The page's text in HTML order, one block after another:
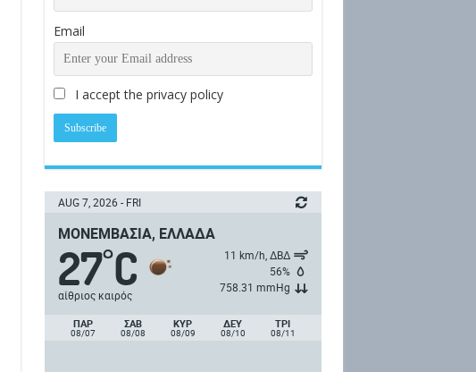
Email
I accept the privacy policy
AUG 7, 2026 - FRI
ΜΟΝΕΜΒΑΣΙΆ, ΕΛΛΆΔΑ
27°C
αίθριος καιρός
11 km/h, ΔΒΔ
56%
758.31 mmHg
ΠΑΡ
08/07
ΣΑΒ
08/08
ΚΥΡ
08/09
ΔΕΥ
08/10
ΤΡΙ
08/11